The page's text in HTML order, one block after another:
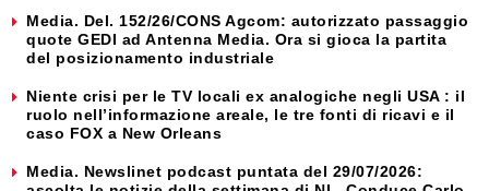
Media. Del. 152/26/CONS Agcom: autorizzato passaggio
quote GEDI ad Antenna Media. Ora si gioca la partita
del posizionamento industriale
Niente crisi per le TV locali ex analogiche negli USA : il
ruolo nell’informazione areale, le tre fonti di ricavi e il
caso FOX a New Orleans
Media. Newslinet podcast puntata del 29/07/2026: